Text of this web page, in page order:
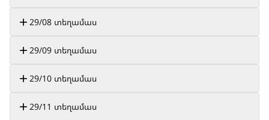
29/08 տեղամաս
29/09 տեղամաս
29/10 տեղամաս
29/11 տեղամաս